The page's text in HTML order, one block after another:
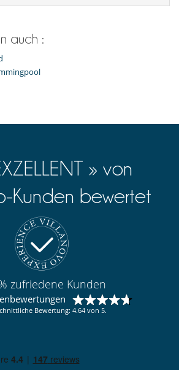
auch :
» von
Kunden bewertet
zufriedene Kunden
Bewertung: 4.64 von 5.